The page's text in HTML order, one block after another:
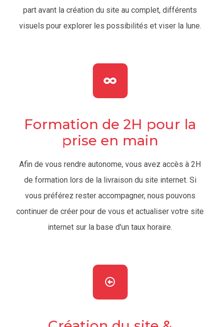
part avant la création du site au complet, différents
visuels pour explorer les possibilités et viser la lune.
Formation de 2H pour la
prise en main
Afin de vous rendre autonome, vous avez accès à 2H
de formation lors de la livraison du site internet. Si
vous préférez rester accompagner, nous pouvons
continuer de créer pour de vous et actualiser votre site
internet sur la base d'un taux horaire.